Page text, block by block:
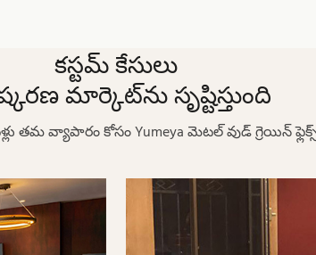
కస్టమ్ కేసులు
మార్కెట్‌ను సృష్టిస్తుంది
తమ వ్యాపారం కోసం Yumeya మెటల్ వుడ్ గ్రెయిన్